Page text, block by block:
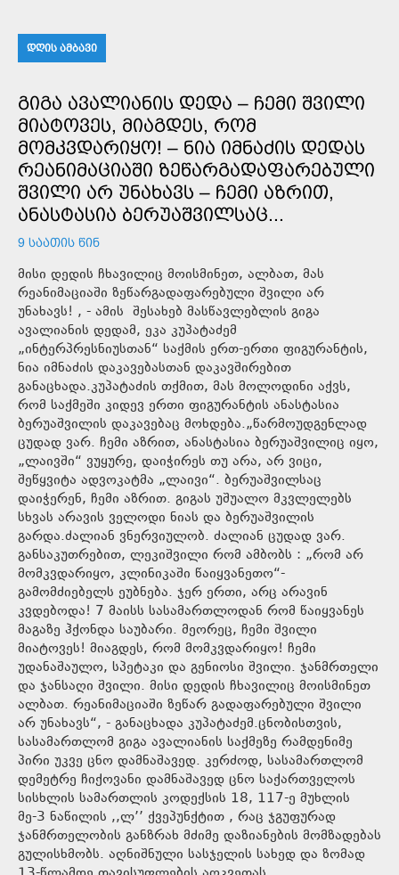
ᲓᲦᲘᲡ ᲐᲛᲑᲐᲕᲘ
ᲒᲘᲒᲐ ᲐᲕᲐᲚᲘᲐᲜᲘᲡ ᲓᲔᲓᲐ – ᲩᲔᲛᲘ ᲨᲕᲘᲚᲘ
ᲛᲘᲐᲢᲝᲕᲔᲡ, ᲛᲘᲐᲒᲓᲔᲡ, ᲠᲝᲛ
ᲛᲝᲛᲙᲕᲓᲐᲠᲘᲧᲝ! – ᲜᲘᲐ ᲘᲛᲜᲐᲫᲘᲡ ᲓᲔᲓᲐᲡ
ᲠᲔᲐᲜᲘᲛᲐᲪᲘᲐᲨᲘ ᲖᲔᲬᲐᲠᲒᲐᲓᲐᲤᲐᲠᲔᲑᲣᲚᲘ
ᲨᲕᲘᲚᲘ ᲐᲠ ᲣᲜᲐᲮᲐᲕᲡ – ᲩᲔᲛᲘ ᲐᲖᲠᲘᲗ,
ᲐᲜᲐᲡᲢᲐᲡᲘᲐ ᲑᲔᲠᲣᲐᲨᲕᲘᲚᲡᲐᲪ...
9 ᲡᲐᲐᲗᲘᲡ ᲬᲘᲜ
მისი დედის ჩხავილიც მოისმინეთ, ალბათ, მას
რეანიმაციაში ზეწარგადაფარებული შვილი არ
უნახავს! , - ამის შესახებ მასწავლებლის გიგა
ავალიანის დედამ, ეკა კუპატაძემ
„ინტერპრესნიუსთან“ საქმის ერთ-ერთი ფიგურანტის,
ნია იმნაძის დაკავებასთან დაკავშირებით
განაცხადა.კუპატაძის თქმით, მას მოლოდინი აქვს,
რომ საქმეში კიდევ ერთი ფიგურანტის ანასტასია
ბერუაშვილის დაკავებაც მოხდება.„წარმოუდგენლად
ცუდად ვარ. ჩემი აზრით, ანასტასია ბერუაშვილიც იყო,
„ლაივში“ ვუყურე, დაიჭირეს თუ არა, არ ვიცი,
შეწყვიტა ადვოკატმა „ლაივი“. ბერუაშვილსაც
დაიჭერენ, ჩემი აზრით. გიგას უშუალო მკვლელებს
სხვას არავის ველოდი ნიას და ბერუაშვილის
გარდა.ძალიან ვნერვიულობ. ძალიან ცუდად ვარ.
განსაკუთრებით, ლეკიშვილი რომ ამბობს : „რომ არ
მომკვდარიყო, კლინიკაში წაიყვანეთო“-
გამომძიებელს ეუბნება. ჯერ ერთი, არც არავინ
კვდებოდა! 7 მაისს სასამართლოდან რომ წაიყვანეს
მაგაზე ჰქონდა საუბარი. მეორეც, ჩემი შვილი
მიატოვეს! მიაგდეს, რომ მომკვდარიყო! ჩემი
უდანაშაულო, სპეტაკი და გენიოსი შვილი. ჯანმრთელი
და ჯანსაღი შვილი. მისი დედის ჩხავილიც მოისმინეთ
ალბათ. რეანიმაციაში ზეწარ გადაფარებული შვილი
არ უნახავს“, - განაცხადა კუპატაძემ.ცნობისთვის,
სასამართლომ გიგა ავალიანის საქმეზე რამდენიმე
პირი უკვე ცნო დამნაშავედ. კერძოდ, სასამართლომ
დემეტრე ჩიქოვანი დამნაშავედ ცნო საქართველოს
სისხლის სამართლის კოდექსის 18, 117-ე მუხლის
მე-3 ნაწილის ,,ლ’’ ქვეპუნქტით , რაც ჯგუფურად
ჯანმრთელობის განზრახ მძიმე დაზიანების მომზადებას
გულისხმობს. აღნიშნული სასჯელის სახედ და ზომად